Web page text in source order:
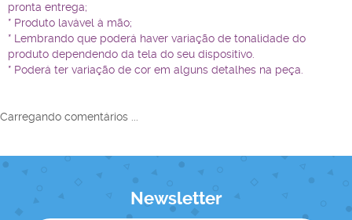
pronta entrega;
* Produto lavável à mão;
* Lembrando que poderá haver variação de tonalidade do
produto dependendo da tela do seu dispositivo.
* Poderá ter variação de cor em alguns detalhes na peça.
Carregando comentários ...
Newsletter